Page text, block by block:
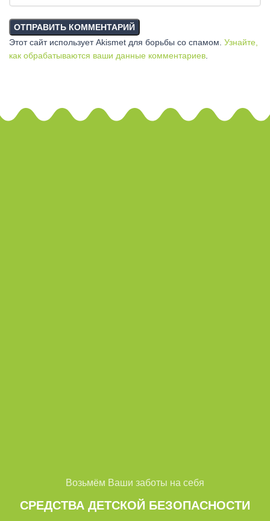
Этот сайт использует Akismet для борьбы со спамом. Узнайте,
как обрабатываются ваши данные комментариев
Возьмём Ваши заботы на себя
СРЕДСТВА ДЕТСКОЙ БЕЗОПАСНОСТИ